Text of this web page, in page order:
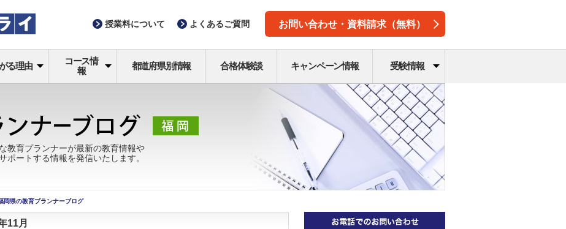
授業料について よくあるご質問 お問い合わせ・資料請求（無料）
る理由
コース情
報
都道府県別情報 合格体験談 キャンペーン情報 受験情報
教育プランナーが最新の教育情報や
ポートする情報を発信いたします。
岡県の教育プランナーブログ
11月